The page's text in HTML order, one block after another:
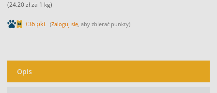
(24.20 zł za 1 kg)
+36 pkt (Zaloguj się , aby zbierać punkty)
Opis